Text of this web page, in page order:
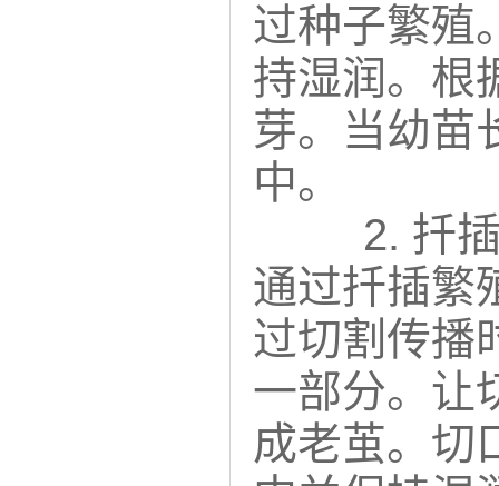
过种子繁殖
持湿润。根
芽。当幼苗
中。
2. 扦
通过扦插繁
过切割传播
一部分。让
成老茧。切